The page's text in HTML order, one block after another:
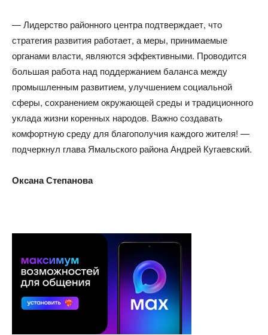
— Лидерство районного центра подтверждает, что
стратегия развития работает, а меры, принимаемые
органами власти, являются эффективными. Проводится
большая работа над поддержанием баланса между
промышленным развитием, улучшением социальной
сферы, сохранением окружающей среды и традиционного
уклада жизни коренных народов. Важно создавать
комфортную среду для благополучия каждого жителя! —
подчеркнул глава Ямальского района Андрей Кугаевский.
Оксана Степанова